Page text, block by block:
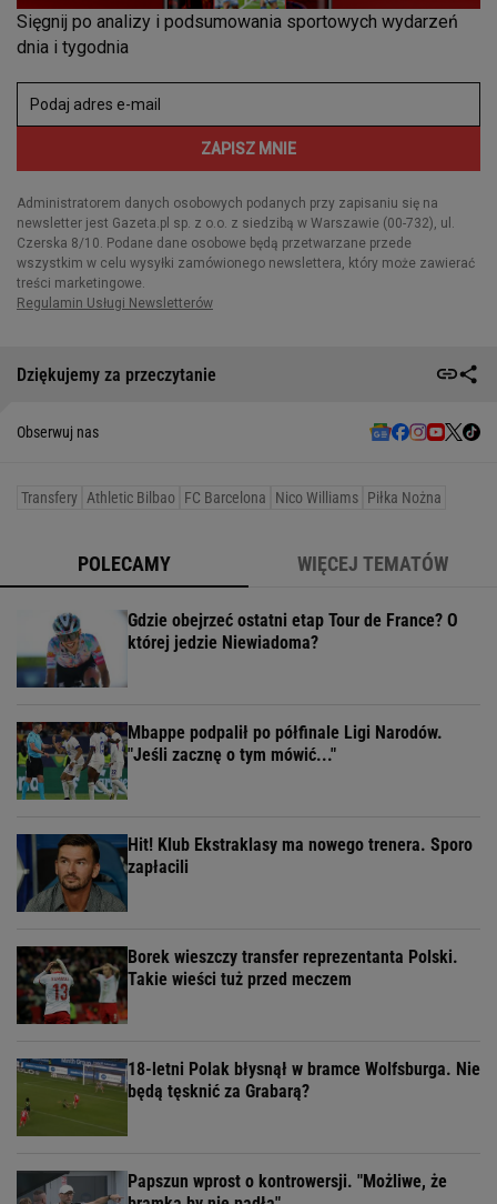
Dziękujemy za przeczytanie
Obserwuj nas
Transfery Athletic Bilbao FC Barcelona Nico Williams Piłka Nożna
POLECAMY WIĘCEJ TEMATÓW
Gdzie obejrzeć ostatni etap Tour de France? O
której jedzie Niewiadoma?
Mbappe podpalił po półfinale Ligi Narodów.
"Jeśli zacznę o tym mówić..."
Hit! Klub Ekstraklasy ma nowego trenera. Sporo
zapłacili
Borek wieszczy transfer reprezentanta Polski.
Takie wieści tuż przed meczem
18-letni Polak błysnął w bramce Wolfsburga. Nie
będą tęsknić za Grabarą?
Papszun wprost o kontrowersji. "Możliwe, że